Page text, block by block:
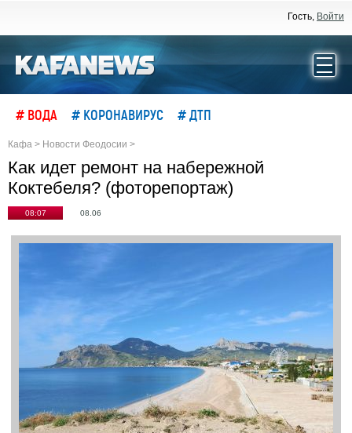
Гость, Войти
# ВОДА # КОРОНАВИРУС # ДТП
Кафа > Новости Феодосии >
Как идет ремонт на набережной
Коктебеля? (фоторепортаж)
08:07 08.06